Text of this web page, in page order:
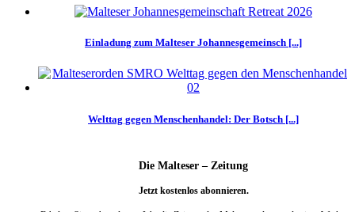
Einladung zum Malteser Johannesgemeinsch [...]
Welttag gegen Menschenhandel: Der Botsch [...]
Die Malteser – Zeitung
Jetzt kostenlos abonnieren.